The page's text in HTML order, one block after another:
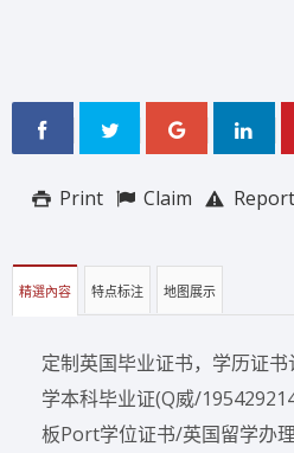
Report
Claim
Print
精選內容 特点标注 地图展示
定制英国毕业证书，学历证
学本科毕业证(Q威/
板Port学位证书/英国留学办